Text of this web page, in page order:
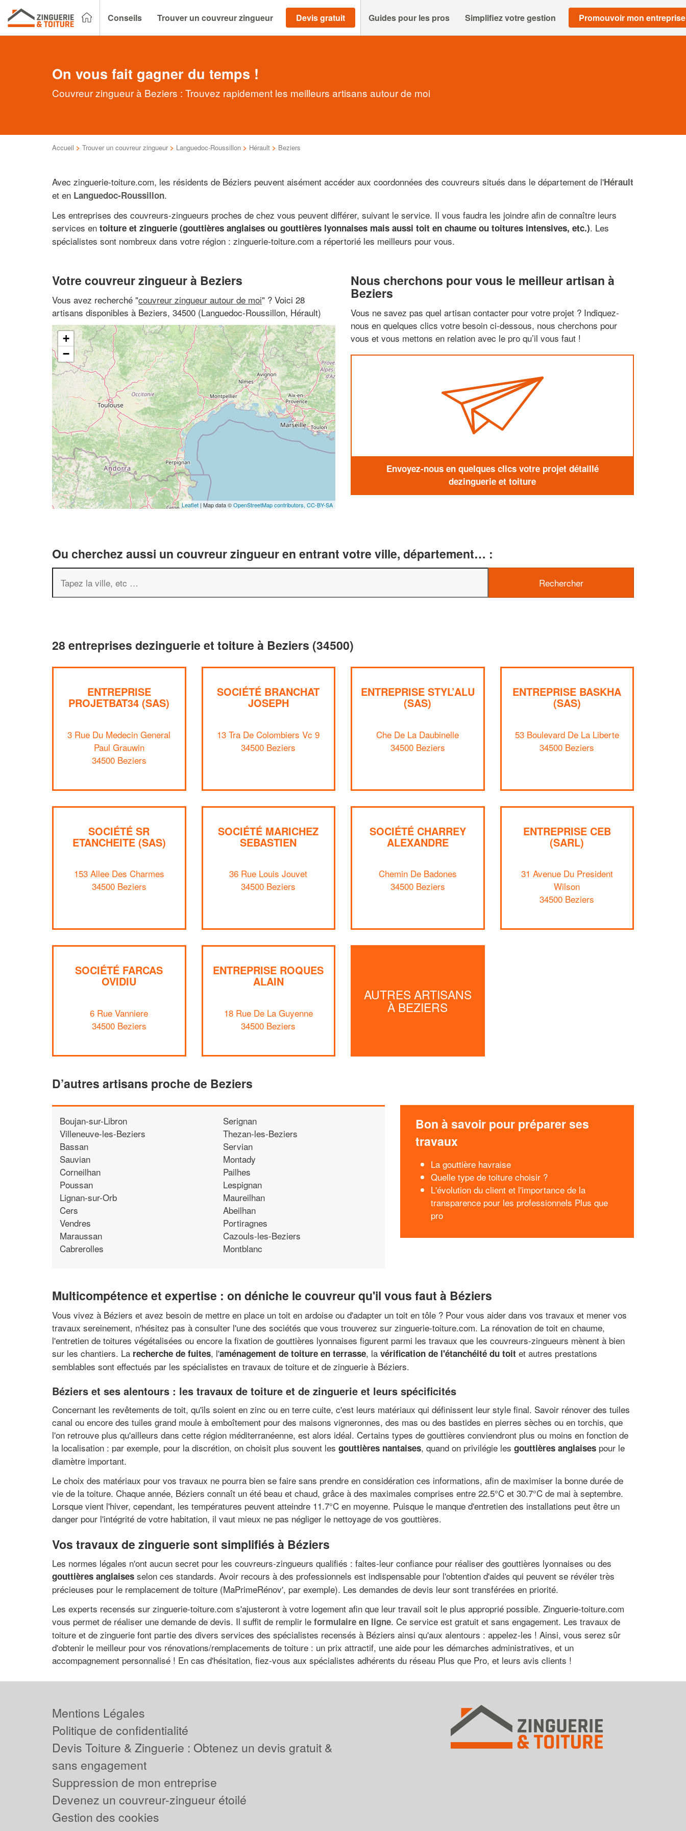
Conseils Trouver un couvreur zingueur Devis gratuit Guides pour les pros Simplifiez votre gestion Promouvoir mon entreprise
On vous fait gagner du temps !
Couvreur zingueur à Beziers : Trouvez rapidement les meilleurs artisans autour de moi
Accueil > Trouver un couvreur zingueur > Languedoc-Roussillon > Hérault > Beziers
Avec zinguerie-toiture.com, les résidents de Béziers peuvent aisément accéder aux coordonnées des couvreurs situés dans le département de l'Hérault
et en Languedoc-Roussillon.
Les entreprises des couvreurs-zingueurs proches de chez vous peuvent différer, suivant le service. Il vous faudra les joindre afin de connaître leurs
services en toiture et zinguerie (gouttières anglaises ou gouttières lyonnaises mais aussi toit en chaume ou toitures intensives, etc.). Les
spécialistes sont nombreux dans votre région : zinguerie-toiture.com a répertorié les meilleurs pour vous.
Votre couvreur zingueur à Beziers
Vous avez recherché "couvreur zingueur autour de moi" ? Voici 28
artisans disponibles à Beziers, 34500 (Languedoc-Roussillon, Hérault)
+
−
Leaflet | Map data ©OpenStreetMap contributors, CC-BY-SA
Nous cherchons pour vous le meilleur artisan à
Beziers
Vous ne savez pas quel artisan contacter pour votre projet ? Indiquez-
nous en quelques clics votre besoin ci-dessous, nous cherchons pour
vous et vous mettons en relation avec le pro qu’il vous faut !
Envoyez-nous en quelques clics votre projet détaillé
dezinguerie et toiture
Ou cherchez aussi un couvreur zingueur en entrant votre ville, département… :
28 entreprises dezinguerie et toiture à Beziers (34500)
ENTREPRISE
PROJETBAT34 (SAS)
3 Rue Du Medecin General
Paul Grauwin
34500 Beziers
SOCIÉTÉ BRANCHAT
JOSEPH
13 Tra De Colombiers Vc 9
34500 Beziers
ENTREPRISE STYL’ALU
(SAS)
Che De La Daubinelle
34500 Beziers
ENTREPRISE BASKHA
(SAS)
53 Boulevard De La Liberte
34500 Beziers
SOCIÉTÉ SR
ETANCHEITE (SAS)
153 Allee Des Charmes
34500 Beziers
SOCIÉTÉ MARICHEZ
SEBASTIEN
36 Rue Louis Jouvet
34500 Beziers
SOCIÉTÉ CHARREY
ALEXANDRE
Chemin De Badones
34500 Beziers
ENTREPRISE CEB
(SARL)
31 Avenue Du President
Wilson
34500 Beziers
SOCIÉTÉ FARCAS
OVIDIU
6 Rue Vanniere
34500 Beziers
ENTREPRISE ROQUES
ALAIN
18 Rue De La Guyenne
34500 Beziers
AUTRES ARTISANS
À BEZIERS
D’autres artisans proche de Beziers
Boujan-sur-Libron
Villeneuve-les-Beziers
Bassan
Sauvian
Corneilhan
Poussan
Lignan-sur-Orb
Cers
Vendres
Maraussan
Cabrerolles
Serignan
Thezan-les-Beziers
Servian
Montady
Pailhes
Lespignan
Maureilhan
Abeilhan
Portiragnes
Cazouls-les-Beziers
Montblanc
Bon à savoir pour préparer ses
travaux
La gouttière havraise
Quelle type de toiture choisir ?
L'évolution du client et l'importance de la
transparence pour les professionnels Plus que
pro
Multicompétence et expertise : on déniche le couvreur qu'il vous faut à Béziers
Vous vivez à Béziers et avez besoin de mettre en place un toit en ardoise ou d'adapter un toit en tôle ? Pour vous aider dans vos travaux et mener vos
travaux sereinement, n'hésitez pas à consulter l'une des sociétés que vous trouverez sur zinguerie-toiture.com. La rénovation de toit en chaume,
l'entretien de toitures végétalisées ou encore la fixation de gouttières lyonnaises figurent parmi les travaux que les couvreurs-zingueurs mènent à bien
sur les chantiers. La recherche de fuites, l'aménagement de toiture en terrasse, la vérification de l'étanchéité du toit et autres prestations
semblables sont effectués par les spécialistes en travaux de toiture et de zinguerie à Béziers.
Béziers et ses alentours : les travaux de toiture et de zinguerie et leurs spécificités
Concernant les revêtements de toit, qu'ils soient en zinc ou en terre cuite, c'est leurs matériaux qui définissent leur style final. Savoir rénover des tuiles
canal ou encore des tuiles grand moule à emboîtement pour des maisons vigneronnes, des mas ou des bastides en pierres sèches ou en torchis, que
l'on retrouve plus qu'ailleurs dans cette région méditerranéenne, est alors idéal. Certains types de gouttières conviendront plus ou moins en fonction de
la localisation : par exemple, pour la discrétion, on choisit plus souvent les gouttières nantaises, quand on privilégie les gouttières anglaises pour le
diamètre important.
Le choix des matériaux pour vos travaux ne pourra bien se faire sans prendre en considération ces informations, afin de maximiser la bonne durée de
vie de la toiture. Chaque année, Béziers connaît un été beau et chaud, grâce à des maximales comprises entre 22.5°C et 30.7°C de mai à septembre.
Lorsque vient l'hiver, cependant, les températures peuvent atteindre 11.7°C en moyenne. Puisque le manque d'entretien des installations peut être un
danger pour l'intégrité de votre habitation, il vaut mieux ne pas négliger le nettoyage de vos gouttières.
Vos travaux de zinguerie sont simplifiés à Béziers
Les normes légales n'ont aucun secret pour les couvreurs-zingueurs qualifiés : faites-leur confiance pour réaliser des gouttières lyonnaises ou des
gouttières anglaises selon ces standards. Avoir recours à des professionnels est indispensable pour l'obtention d'aides qui peuvent se révéler très
précieuses pour le remplacement de toiture (MaPrimeRénov', par exemple). Les demandes de devis leur sont transférées en priorité.
Les experts recensés sur zinguerie-toiture.com s'ajusteront à votre logement afin que leur travail soit le plus approprié possible. Zinguerie-toiture.com
vous permet de réaliser une demande de devis. Il suffit de remplir le formulaire en ligne. Ce service est gratuit et sans engagement. Les travaux de
toiture et de zinguerie font partie des divers services des spécialistes recensés à Béziers ainsi qu'aux alentours : appelez-les ! Ainsi, vous serez sûr
d'obtenir le meilleur pour vos rénovations/remplacements de toiture : un prix attractif, une aide pour les démarches administratives, et un
accompagnement personnalisé ! En cas d'hésitation, fiez-vous aux spécialistes adhérents du réseau Plus que Pro, et leurs avis clients !
Vous êtes un
Mentions Légales
Politique de confidentialité
Devis Toiture & Zinguerie : Obtenez un devis gratuit &
sans engagement
Suppression de mon entreprise
Devenez un couvreur-zingueur étoilé
Gestion des cookies